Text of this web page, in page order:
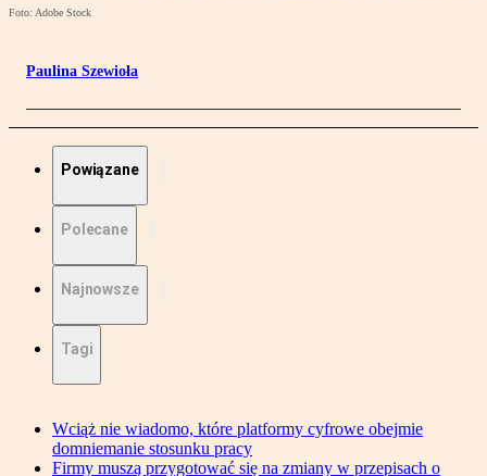
Foto: Adobe Stock
Paulina Szewioła
Powiązane
Polecane
Najnowsze
Tagi
Wciąż nie wiadomo, które platformy cyfrowe obejmie
domniemanie stosunku pracy
Firmy muszą przygotować się na zmiany w przepisach o